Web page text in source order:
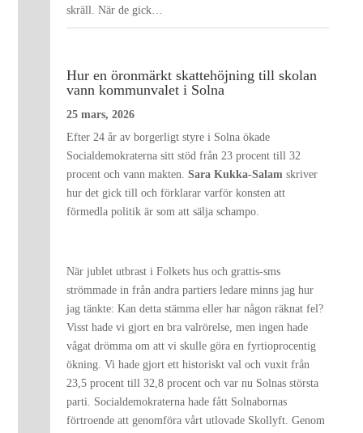
skräll. När de gick…
Hur en öronmärkt skattehöjning till skolan
vann kommunvalet i Solna
25 mars, 2026
Efter 24 år av borgerligt styre i Solna ökade
Socialdemokraterna sitt stöd från 23 procent till 32
procent och vann makten.Sara Kukka-Salam skriver
hur det gick till och förklarar varför konsten att
förmedla politik är som att sälja schampo.
När jublet utbrast i Folkets hus och grattis-sms
strömmade in från andra partiers ledare minns jag hur
jag tänkte: Kan detta stämma eller har någon räknat fel?
Visst hade vi gjort en bra valrörelse, men ingen hade
vågat drömma om att vi skulle göra en fyrtioprocentig
ökning. Vi hade gjort ett historiskt val och vuxit från
23,5 procent till 32,8 procent och var nu Solnas största
parti. Socialdemokraterna hade fått Solnabornas
förtroende att genomföra vårt utlovade Skollyft. Genom